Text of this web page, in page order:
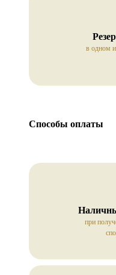
в одном
Способы оплаты
при